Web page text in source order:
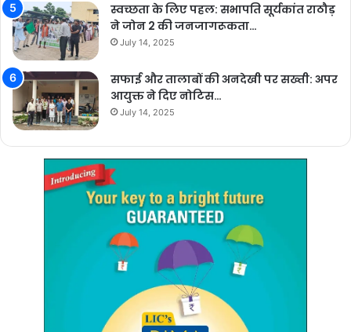
स्वच्छता के लिए पहल: सभापति सूर्यकांत राठौड़
ने जोन 2 की जनजागरूकता…
July 14, 2025
सफाई और तालाबों की अनदेखी पर सख्ती: अपर
आयुक्त ने दिए नोटिस…
July 14, 2025